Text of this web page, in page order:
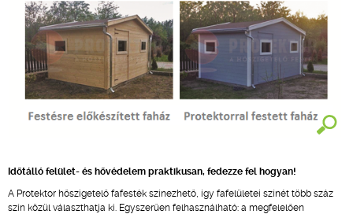
Időtálló felület- és hővédelem praktikusan, fedezze fel hogyan!
A Protektor hőszigetelő fafesték színezhető, így fafelületei színét több száz
szín közül választhatja ki. Egyszerűen felhasználható: a megfelelően